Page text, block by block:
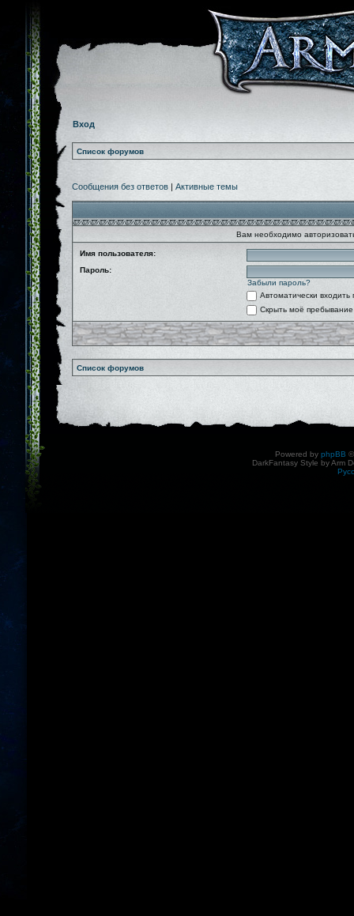
Вход
Список форумов
Сообщения без ответов | Активные темы
Вам необходимо
Имя пользователя:
Пароль:
Забыли пароль?
Автоматически
Скрыть моё
Список форумов
Powered by phpBB
DarkFantasy Style by Arm